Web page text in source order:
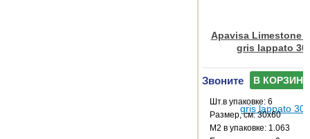
Apavisa Limestone
gris lappato
Звоните В КОРЗИНУ
Шт.в упаковке: 6
Размер, см: 30x60
М2 в упаковке: 1.063